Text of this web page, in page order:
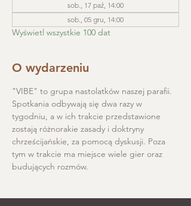
sob., 17 paź, 14:00
sob., 05 gru, 14:00
Wyświetl wszystkie 100 dat
O wydarzeniu
"VIBE" to grupa nastolatków naszej parafii.
Spotkania odbywają się dwa razy w
tygodniu, a w ich trakcie przedstawione
zostają różnorakie zasady i doktryny
chrześcijańskie, za pomocą dyskusji. Poza
tym w trakcie ma miejsce wiele gier oraz
budujących rozmów.